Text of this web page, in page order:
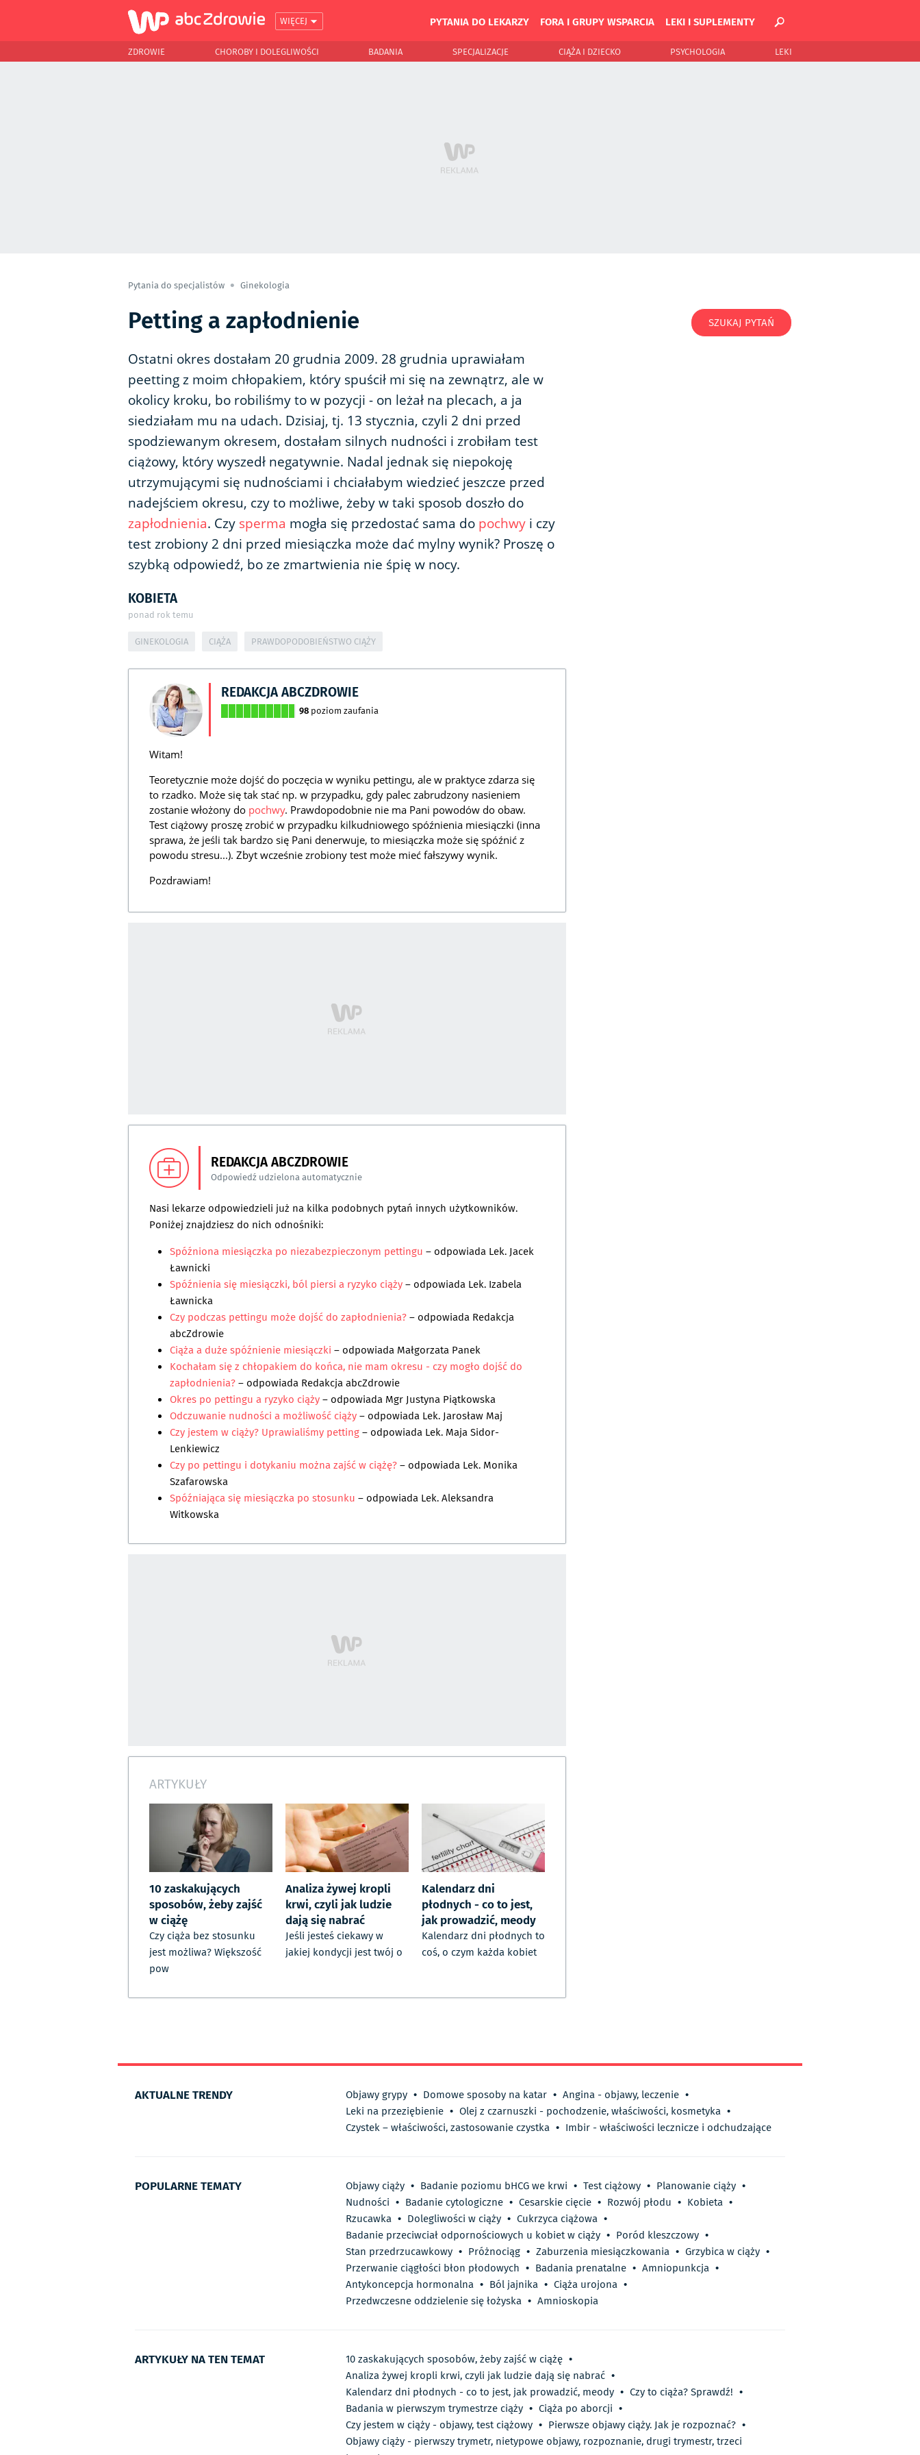
WIĘCEJ PYTANIA DO LEKARZY FORA I GRUPY WSPARCIA LEKI I SUPLEMENTY
ZDROWIE CHOROBY I DOLEGLIWOŚCI BADANIA SPECJALIZACJE CIĄŻA I DZIECKO PSYCHOLOGIA LEKI
Pytania do specjalistów Ginekologia
Petting a zapłodnienie
Ostatni okres dostałam 20 grudnia 2009. 28 grudnia uprawiałam
peetting z moim chłopakiem, który spuścił mi się na zewnątrz, ale w
okolicy kroku, bo robiliśmy to w pozycji - on leżał na plecach, a ja
siedziałam mu na udach. Dzisiaj, tj. 13 stycznia, czyli 2 dni przed
spodziewanym okresem, dostałam silnych nudności i zrobiłam test
ciążowy, który wyszedł negatywnie. Nadal jednak się niepokoję
utrzymującymi się nudnościami i chciałabym wiedzieć jeszcze przed
nadejściem okresu, czy to możliwe, żeby w taki sposob doszło do
zapłodnienia. Czy sperma mogła się przedostać sama do pochwy i czy
test zrobiony 2 dni przed miesiączka może dać mylny wynik? Proszę o
szybką odpowiedź, bo ze zmartwienia nie śpię w nocy.
KOBIETA
ponad rok temu
GINEKOLOGIA CIĄŻA PRAWDOPODOBIEŃSTWO CIĄŻY
REDAKCJA ABCZDROWIE
98 poziom zaufania
Witam!
Teoretycznie może dojść do poczęcia w wyniku pettingu, ale w praktyce zdarza się
to rzadko. Może się tak stać np. w przypadku, gdy palec zabrudzony nasieniem
zostanie włożony do pochwy. Prawdopodobnie nie ma Pani powodów do obaw.
Test ciążowy proszę zrobić w przypadku kilkudniowego spóźnienia miesiączki (inna
sprawa, że jeśli tak bardzo się Pani denerwuje, to miesiączka może się spóźnić z
powodu stresu...). Zbyt wcześnie zrobiony test może mieć fałszywy wynik.
Pozdrawiam!
REDAKCJA ABCZDROWIE
Odpowiedź udzielona automatycznie
Nasi lekarze odpowiedzieli już na kilka podobnych pytań innych użytkowników.
Poniżej znajdziesz do nich odnośniki:
Spóźniona miesiączka po niezabezpieczonym pettingu – odpowiada Lek. Jacek
Ławnicki
Spóźnienia się miesiączki, ból piersi a ryzyko ciąży– odpowiada Lek. Izabela
Ławnicka
Czy podczas pettingu może dojść do zapłodnienia?– odpowiada Redakcja
abcZdrowie
Ciąża a duże spóźnienie miesiączki – odpowiada Małgorzata Panek
Kochałam się z chłopakiem do końca, nie mam okresu - czy mogło dojść do
zapłodnienia?– odpowiada Redakcja abcZdrowie
Okres po pettingu a ryzyko ciąży– odpowiada Mgr Justyna Piątkowska
Odczuwanie nudności a możliwość ciąży– odpowiada Lek. Jarosław Maj
Czy jestem w ciąży? Uprawialiśmy petting– odpowiada Lek. Maja Sidor-
Lenkiewicz
Czy po pettingu i dotykaniu można zajść w ciążę?– odpowiada Lek. Monika
Szafarowska
Spóźniająca się miesiączka po stosunku – odpowiada Lek. Aleksandra
Witkowska
ARTYKUŁY
10 zaskakujących
sposobów, żeby zajść
w ciążę
Czy ciąża bez stosunku
jest możliwa? Większość
pow
Analiza żywej kropli
krwi, czyli jak ludzie
dają się nabrać
Jeśli jesteś ciekawy w
jakiej kondycji jest twój o
Kalendarz dni
płodnych - co to jest,
jak prowadzić, meody
Kalendarz dni płodnych to
coś, o czym każda kobiet
SZUKAJ PYTAŃ
AKTUALNE TRENDY Objawy grypy • Domowe sposoby na katar • Angina - objawy, leczenie •
Leki na przeziębienie • Olej z czarnuszki - pochodzenie, właściwości, kosmetyka •
Czystek – właściwości, zastosowanie czystka • Imbir - właściwości lecznicze i odchudzające
POPULARNE TEMATY Objawy ciąży • Badanie poziomu bHCG we krwi • Test ciążowy • Planowanie ciąży •
Nudności • Badanie cytologiczne • Cesarskie cięcie • Rozwój płodu • Kobieta •
Rzucawka • Dolegliwości w ciąży • Cukrzyca ciążowa •
Badanie przeciwciał odpornościowych u kobiet w ciąży • Poród kleszczowy •
Stan przedrzucawkowy • Próżnociąg • Zaburzenia miesiączkowania • Grzybica w ciąży •
Przerwanie ciągłości błon płodowych • Badania prenatalne • Amniopunkcja •
Antykoncepcja hormonalna • Ból jajnika • Ciąża urojona •
Przedwczesne oddzielenie się łożyska • Amnioskopia
ARTYKUŁY NA TEN TEMAT 10 zaskakujących sposobów, żeby zajść w ciążę •
Analiza żywej kropli krwi, czyli jak ludzie dają się nabrać •
Kalendarz dni płodnych - co to jest, jak prowadzić, meody • Czy to ciąża? Sprawdź! •
Badania w pierwszym trymestrze ciąży • Ciąża po aborcji •
Czy jestem w ciąży - objawy, test ciążowy • Pierwsze objawy ciąży. Jak je rozpoznać? •
Objawy ciąży - pierwszy trymetr, nietypowe objawy, rozpoznanie, drugi trymestr, trzeci